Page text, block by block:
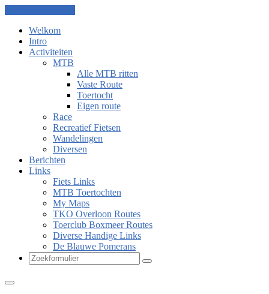
Welkom
Intro
Activiteiten
MTB
Alle MTB ritten
Vaste Route
Toertocht
Eigen route
Race
Recreatief Fietsen
Wandelingen
Diversen
Berichten
Links
Fiets Links
MTB Toertochten
My Maps
TKO Overloon Routes
Toerclub Boxmeer Routes
Diverse Handige Links
De Blauwe Pomerans
Zoeken